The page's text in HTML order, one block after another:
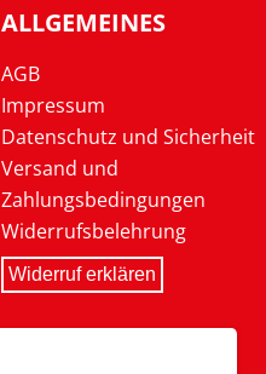
ALLGEMEINES
AGB
Impressum
Datenschutz und Sicherheit
Versand und
Zahlungsbedingungen
Widerrufsbelehrung
Widerruf erklären